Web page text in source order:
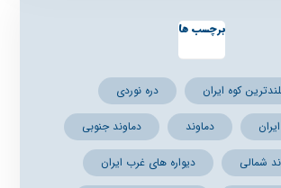
برچسب ها
کوه ایران دره نوردی
دماوند دماوند جنوبی
شمالی دیواره های غرب ایران